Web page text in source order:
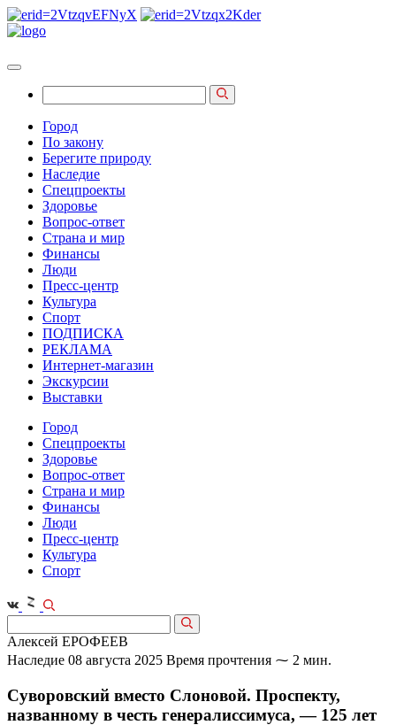
Город
По закону
Берегите природу
Наследие
Спецпроекты
Здоровье
Вопрос-ответ
Страна и мир
Финансы
Люди
Пресс-центр
Культура
Спорт
ПОДПИСКА
РЕКЛАМА
Интернет-магазин
Экскурсии
Выставки
Город
Спецпроекты
Здоровье
Вопрос-ответ
Страна и мир
Финансы
Люди
Пресс-центр
Культура
Спорт
Алексей ЕРОФЕЕВ
Наследие 08 августа 2025 Время прочтения ⁓ 2 мин.
Суворовский вместо Слоновой. Проспекту,
названному в честь генералиссимуса, — 125 лет